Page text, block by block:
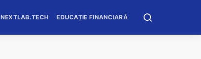
NEXTLAB.TECH EDUCAȚIE FINANCIARĂ